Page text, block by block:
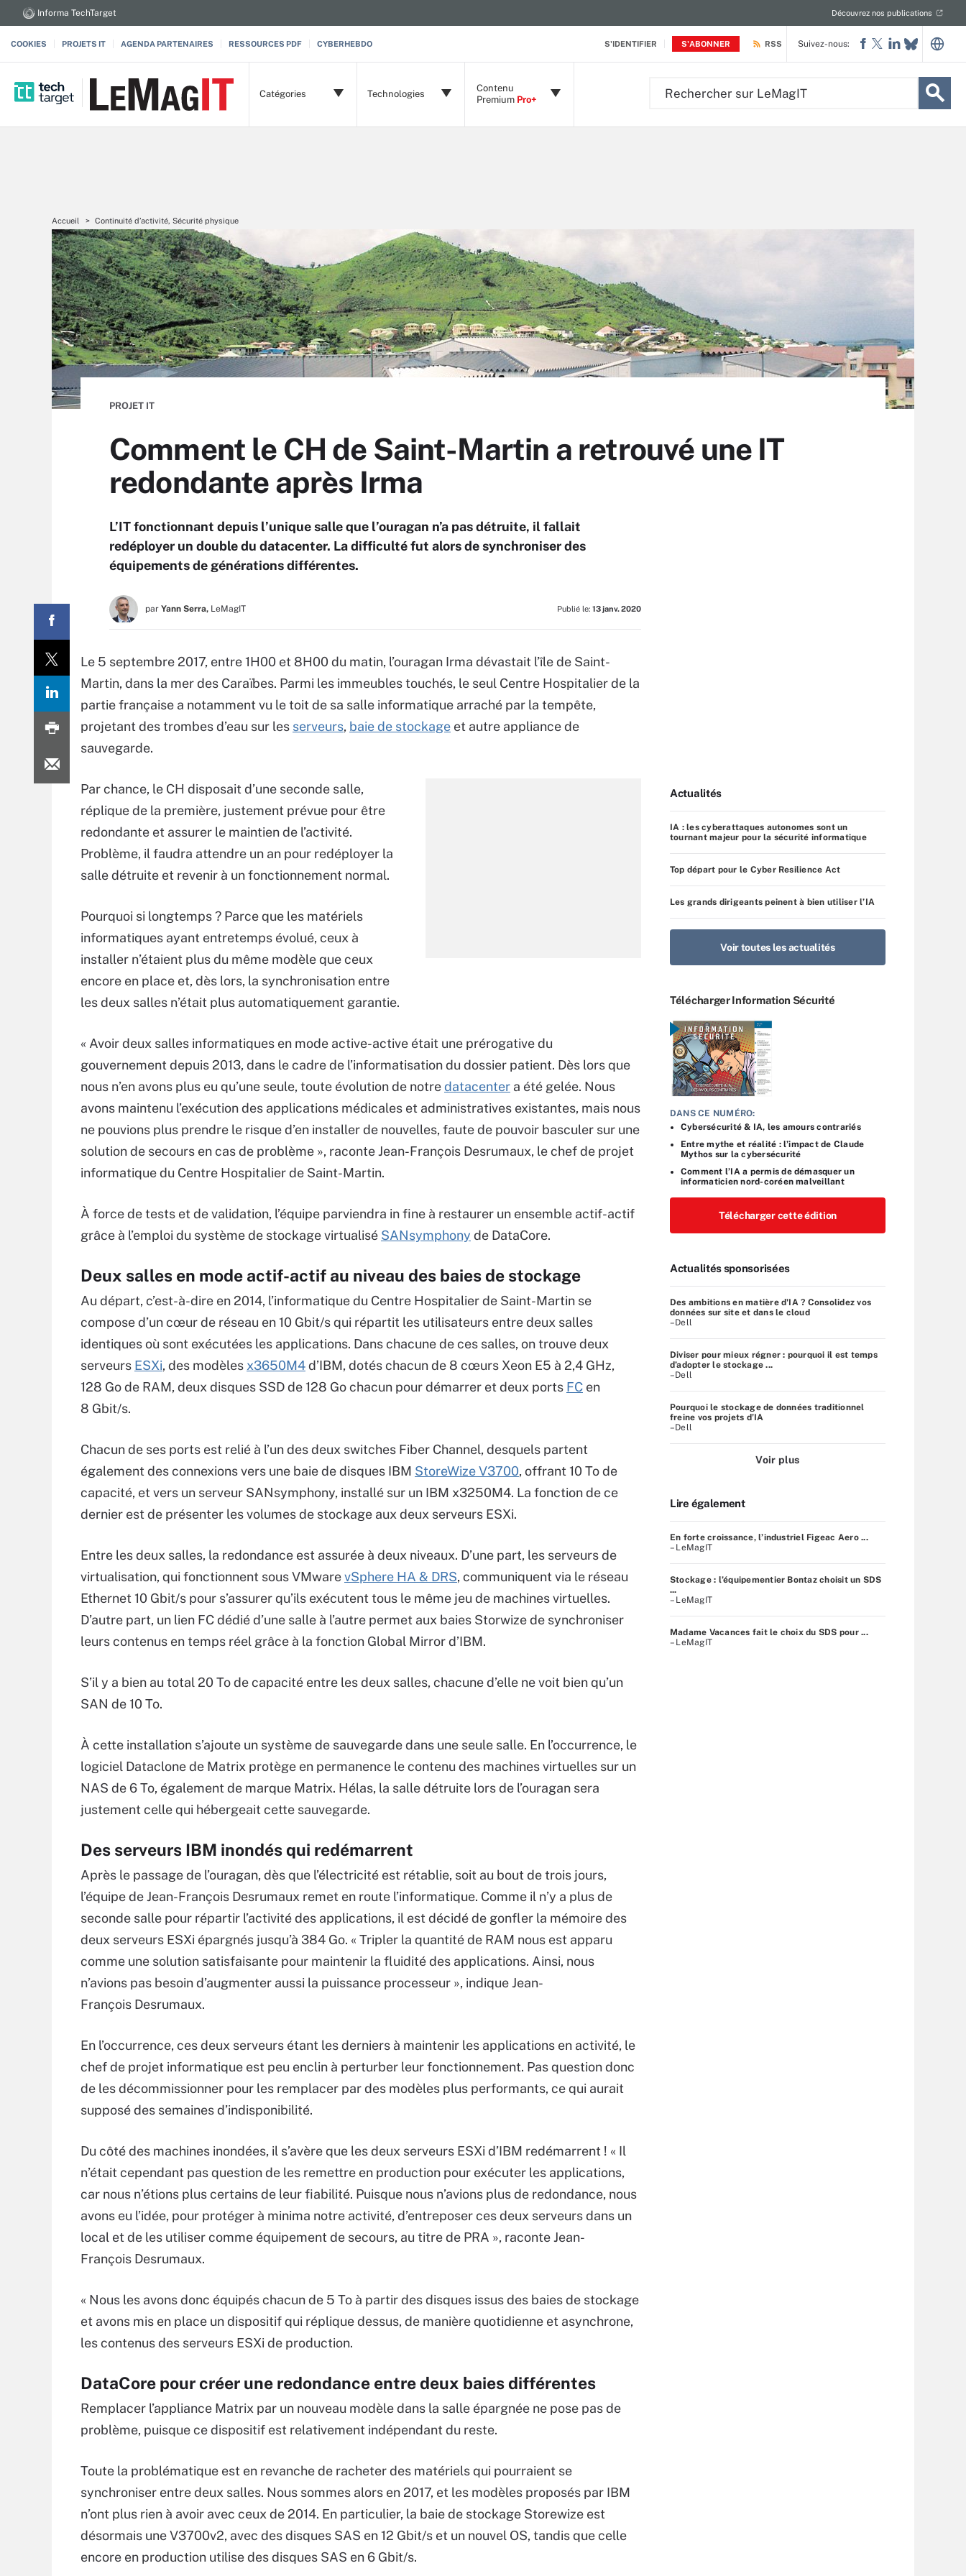
S'IDENTIFIER S'ABONNER
Informa TechTarget Découvrez nos publications
COOKIES PROJETS IT AGENDA PARTENAIRES RESSOURCES PDF CYBERHEBDO RSS
Catégories Technologies
Contenu
Premium Pro+
Suivez-nous:
Accueil Continuité d’activité, Sécurité physique
PROJET IT
Comment le CH de Saint-Martin a retrouvé une IT
redondante après Irma
L’IT fonctionnant depuis l’unique salle que l’ouragan n’a pas détruite, il fallait
redéployer un double du datacenter. La difficulté fut alors de synchroniser des
équipements de générations différentes.
par Yann Serra, LeMagIT Publié le: 13 janv. 2020
Le 5 septembre 2017, entre 1H00 et 8H00 du matin, l’ouragan Irma dévastait l’île de Saint-
Martin, dans la mer des Caraïbes. Parmi les immeubles touchés, le seul Centre Hospitalier de la
partie française a notamment vu le toit de sa salle informatique arraché par la tempête,
projetant des trombes d’eau sur les serveurs, baie de stockage et autre appliance de
sauvegarde.
Par chance, le CH disposait d’une seconde salle,
réplique de la première, justement prévue pour être
redondante et assurer le maintien de l’activité.
Problème, il faudra attendre un an pour redéployer la
salle détruite et revenir à un fonctionnement normal.
Pourquoi si longtemps ? Parce que les matériels
informatiques ayant entretemps évolué, ceux à
installer n’étaient plus du même modèle que ceux
encore en place et, dès lors, la synchronisation entre
les deux salles n’était plus automatiquement garantie.
« Avoir deux salles informatiques en mode active-active était une prérogative du
gouvernement depuis 2013, dans le cadre de l’informatisation du dossier patient. Dès lors que
nous n’en avons plus eu qu’une seule, toute évolution de notredatacenter a été gelée. Nous
avons maintenu l’exécution des applications médicales et administratives existantes, mais nous
ne pouvions plus prendre le risque d’en installer de nouvelles, faute de pouvoir basculer sur une
solution de secours en cas de problème », raconte Jean-François Desrumaux, le chef de projet
informatique du Centre Hospitalier de Saint-Martin.
À force de tests et de validation, l’équipe parviendra in fine à restaurer un ensemble actif-actif
grâce à l’emploi du système de stockage virtualisé SANsymphony de DataCore.
Deux salles en mode actif-actif au niveau des baies de stockage
Au départ, c’est-à-dire en 2014, l’informatique du Centre Hospitalier de Saint-Martin se
compose d’un cœur de réseau en 10 Gbit/s qui répartit les utilisateurs entre deux salles
identiques où sont exécutées les applications. Dans chacune de ces salles, on trouve deux
serveurs ESXi, des modèles x3650M4d’IBM, dotés chacun de 8 cœurs Xeon E5 à 2,4 GHz,
128 Go de RAM, deux disques SSD de 128 Go chacun pour démarrer et deux ports FC en
8 Gbit/s.
Chacun de ses ports est relié à l’un des deux switches Fiber Channel, desquels partent
également des connexions vers une baie de disques IBM StoreWize V3700, offrant 10 To de
capacité, et vers un serveur SANsymphony, installé sur un IBM x3250M4. La fonction de ce
dernier est de présenter les volumes de stockage aux deux serveurs ESXi.
Entre les deux salles, la redondance est assurée à deux niveaux. D’une part, les serveurs de
virtualisation, qui fonctionnent sous VMwarevSphere HA & DRS, communiquent via le réseau
Ethernet 10 Gbit/s pour s’assurer qu’ils exécutent tous le même jeu de machines virtuelles.
D’autre part, un lien FC dédié d’une salle à l’autre permet aux baies Storwize de synchroniser
leurs contenus en temps réel grâce à la fonction Global Mirror d’IBM.
S’il y a bien au total 20 To de capacité entre les deux salles, chacune d’elle ne voit bien qu’un
SAN de 10 To.
À cette installation s’ajoute un système de sauvegarde dans une seule salle. En l’occurrence, le
logiciel Dataclone de Matrix protège en permanence le contenu des machines virtuelles sur un
NAS de 6 To, également de marque Matrix. Hélas, la salle détruite lors de l’ouragan sera
justement celle qui hébergeait cette sauvegarde.
Des serveurs IBM inondés qui redémarrent
Après le passage de l’ouragan, dès que l’électricité est rétablie, soit au bout de trois jours,
l’équipe de Jean-François Desrumaux remet en route l’informatique. Comme il n’y a plus de
seconde salle pour répartir l’activité des applications, il est décidé de gonfler la mémoire des
deux serveurs ESXi épargnés jusqu’à 384 Go. « Tripler la quantité de RAM nous est apparu
comme une solution satisfaisante pour maintenir la fluidité des applications. Ainsi, nous
n’avions pas besoin d’augmenter aussi la puissance processeur », indique Jean-
François Desrumaux.
En l’occurrence, ces deux serveurs étant les derniers à maintenir les applications en activité, le
chef de projet informatique est peu enclin à perturber leur fonctionnement. Pas question donc
de les décommissionner pour les remplacer par des modèles plus performants, ce qui aurait
supposé des semaines d’indisponibilité.
Du côté des machines inondées, il s’avère que les deux serveurs ESXi d’IBM redémarrent ! « Il
n’était cependant pas question de les remettre en production pour exécuter les applications,
car nous n’étions plus certains de leur fiabilité. Puisque nous n’avions plus de redondance, nous
avons eu l’idée, pour protéger à minima notre activité, d’entreposer ces deux serveurs dans un
local et de les utiliser comme équipement de secours, au titre de PRA », raconte Jean-
François Desrumaux.
« Nous les avons donc équipés chacun de 5 To à partir des disques issus des baies de stockage
et avons mis en place un dispositif qui réplique dessus, de manière quotidienne et asynchrone,
les contenus des serveurs ESXi de production.
DataCore pour créer une redondance entre deux baies différentes
Remplacer l’appliance Matrix par un nouveau modèle dans la salle épargnée ne pose pas de
problème, puisque ce dispositif est relativement indépendant du reste.
Toute la problématique est en revanche de racheter des matériels qui pourraient se
synchroniser entre deux salles. Nous sommes alors en 2017, et les modèles proposés par IBM
n’ont plus rien à avoir avec ceux de 2014. En particulier, la baie de stockage Storewize est
désormais une V3700v2, avec des disques SAS en 12 Gbit/s et un nouvel OS, tandis que celle
encore en production utilise des disques SAS en 6 Gbit/s.
Actualités
IA : les cyberattaques autonomes sont un
tournant majeur pour la sécurité informatique
Top départ pour le Cyber Resilience Act
Les grands dirigeants peinent à bien utiliser l’IA
Voir toutes les actualités
Télécharger Information Sécurité
DANS CE NUMÉRO:
Cybersécurité & IA, les amours contrariés
Entre mythe et réalité : l’impact de Claude
Mythos sur la cybersécurité
Comment l’IA a permis de démasquer un
informaticien nord-coréen malveillant
Télécharger cette édition
Actualités sponsorisées
Des ambitions en matière d'IA ? Consolidez vos
données sur site et dans le cloud
–Dell
Diviser pour mieux régner : pourquoi il est temps
d’adopter le stockage ...
–Dell
Pourquoi le stockage de données traditionnel
freine vos projets d’IA
–Dell
Voir plus
Lire également
En forte croissance, l’industriel Figeac Aero ...
– LeMagIT
Stockage : l’équipementier Bontaz choisit un SDS
...
– LeMagIT
Madame Vacances fait le choix du SDS pour ...
– LeMagIT